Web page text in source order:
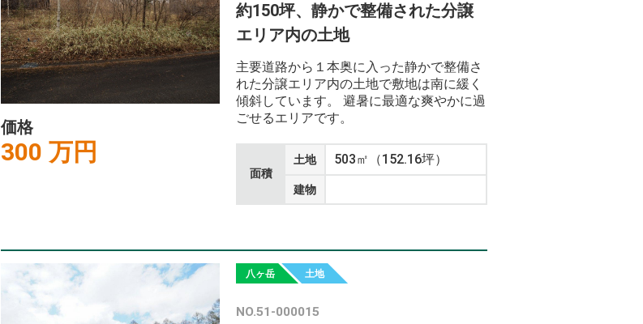
価格
300 万円
約150坪、静かで整備された分譲
エリア内の土地
主要道路から１本奥に入った静かで整備さ
れた分譲エリア内の土地で敷地は南に緩く
傾斜しています。 避暑に最適な爽やかに過
ごせるエリアです。
面積
土地 503㎡（152.16坪）
建物
八ヶ岳 土地
NO.51-000015